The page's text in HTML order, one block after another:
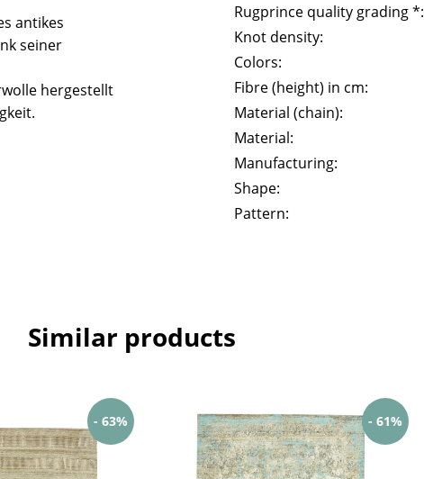
antikes
seiner
hergestellt
Rugprince quality grading *:
Knot density:
Colors:
Fibre (height) in cm:
Material (chain):
Material:
Manufacturing:
Shape:
Pattern:
Similar products
- 63% - 61%